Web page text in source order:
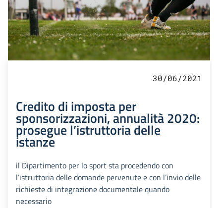
30/06/2021
Credito di imposta per
sponsorizzazioni, annualità 2020:
prosegue l’istruttoria delle
istanze
il Dipartimento per lo sport sta procedendo con
l’istruttoria delle domande pervenute e con l’invio delle
richieste di integrazione documentale quando
necessario